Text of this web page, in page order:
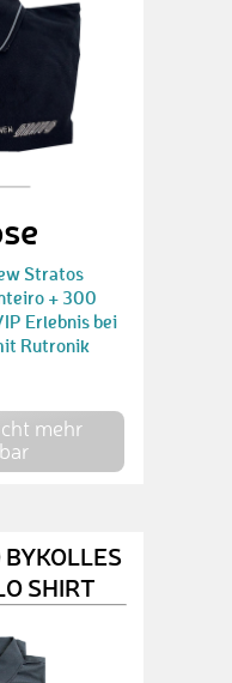
Stratos
+ 300
Erlebnis bei
Rutronik
mehr
SHIRT